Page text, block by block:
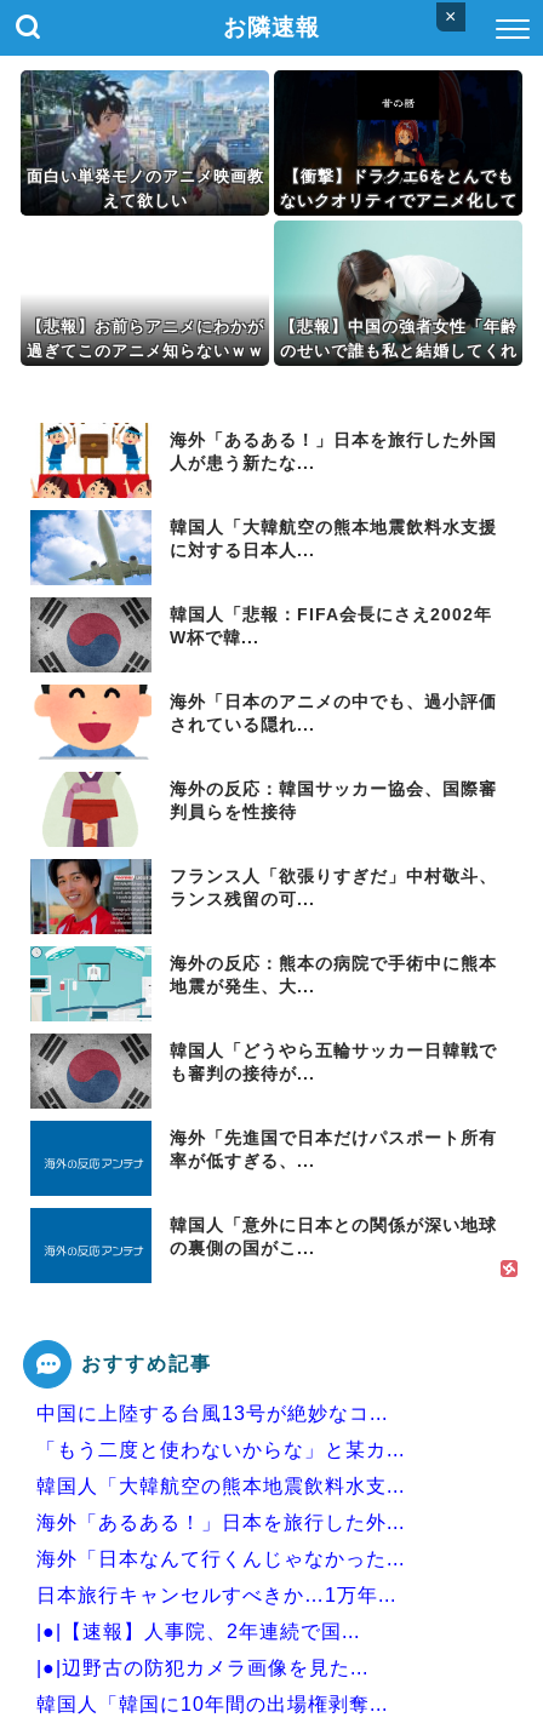
×
お隣速報
面白い単発モノのアニメ映画教
えて欲しい
【衝撃】ドラクエ6をとんでも
ないクオリティでアニメ化して
しまったAI動画がこちら！！！
【悲報】お前らアニメにわかが
過ぎてこのアニメ知らないｗｗ
【悲報】中国の強者女性「年齢
のせいで誰も私と結婚してくれ
海外「あるある！」日本を旅行した外国
人が患う新たな...
韓国人「大韓航空の熊本地震飲料水支援
に対する日本人...
韓国人「悲報：FIFA会長にさえ2002年
W杯で韓...
海外「日本のアニメの中でも、過小評価
されている隠れ...
海外の反応：韓国サッカー協会、国際審
判員らを性接待
フランス人「欲張りすぎだ」中村敬斗、
ランス残留の可...
海外の反応：熊本の病院で手術中に熊本
地震が発生、大...
韓国人「どうやら五輪サッカー日韓戦で
も審判の接待が...
海外「先進国で日本だけパスポート所有
率が低すぎる、...
韓国人「意外に日本との関係が深い地球
の裏側の国がこ...
おすすめ記事
中国に上陸する台風13号が絶妙なコ...
「もう二度と使わないからな」と某カ...
韓国人「大韓航空の熊本地震飲料水支...
海外「あるある！」日本を旅行した外...
海外「日本なんて行くんじゃなかった...
日本旅行キャンセルすべきか…1万年...
|●|【速報】人事院、2年連続で国...
|●|辺野古の防犯カメラ画像を見た...
韓国人「韓国に10年間の出場権剥奪...